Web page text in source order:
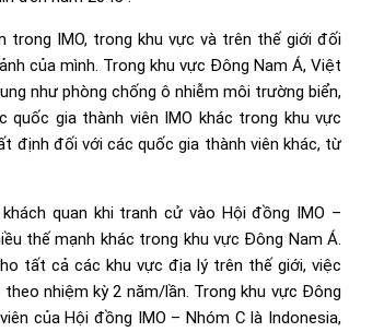
trong IMO, trong khu vực và trên thế giới đối
của mình. Trong khu vực Đông Nam Á, Việt
như phòng chống ô nhiễm môi trường biển,
quốc gia thành viên IMO khác trong khu vực
định đối với các quốc gia thành viên khác, từ
quan khi tranh cử vào Hội đồng IMO –
thế mạnh khác trong khu vực Đông Nam Á.
tất cả các khu vực địa lý trên thế giới, việc
nhiệm kỳ 2 năm/lần. Trong khu vực Đông
của Hội đồng IMO – Nhóm C là Indonesia,